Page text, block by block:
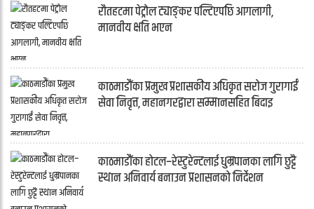
रौतहटमा पेट्रोल ट्याङ्कर पल्टिएपछि आगलागी,
मानवीय क्षति भएन
काठमाडौंका प्रमुख प्रशासकीय अधिकृत सरोज गुरागाईं
सेवा निवृत्त, महानगरद्वारा सम्मानसहित बिदाइ
काठमाडौंका होटल–रेस्टुरेन्टलाई धुम्रपानका लागि छुट्टै
स्थान अनिवार्य बनाउन प्रशासनको निर्देशन